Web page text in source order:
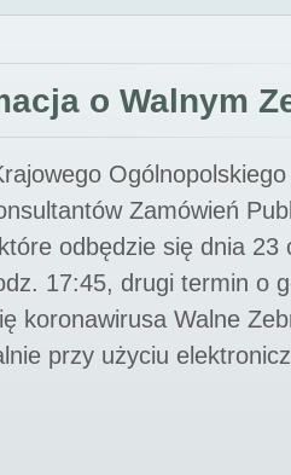
o Walnym
Zamówień
odbędzie się dnia 23
17:45, drugi termin o
koronawirusa Walne
przy użyciu